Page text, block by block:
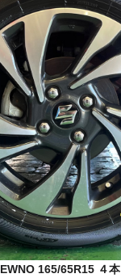
165/65R15 ４本